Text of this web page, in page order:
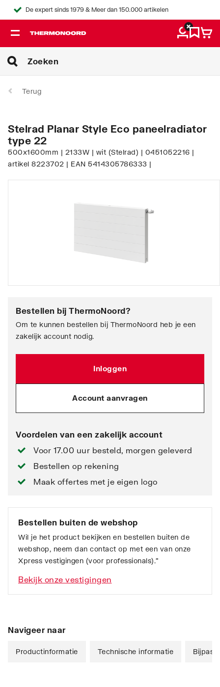
De expert sinds 1979 & Meer dan 150.000 artikelen
Terug
Stelrad Planar Style Eco paneelradiator
type 22
500x1600mm | 2133W | wit (Stelrad) | 0451052216 |
artikel 8223702 | EAN 5414305786333 |
Bestellen bij ThermoNoord?
Om te kunnen bestellen bij ThermoNoord heb je een
zakelijk account nodig.
Inloggen
Account aanvragen
Voordelen van een zakelijk account
Voor 17.00 uur besteld, morgen geleverd
Bestellen op rekening
Maak offertes met je eigen logo
Bestellen buiten de webshop
Wil je het product bekijken en bestellen buiten de
webshop, neem dan contact op met een van onze
Xpress vestigingen (voor professionals).”
Bekijk onze vestigingen
Navigeer naar
Productinformatie Technische informatie